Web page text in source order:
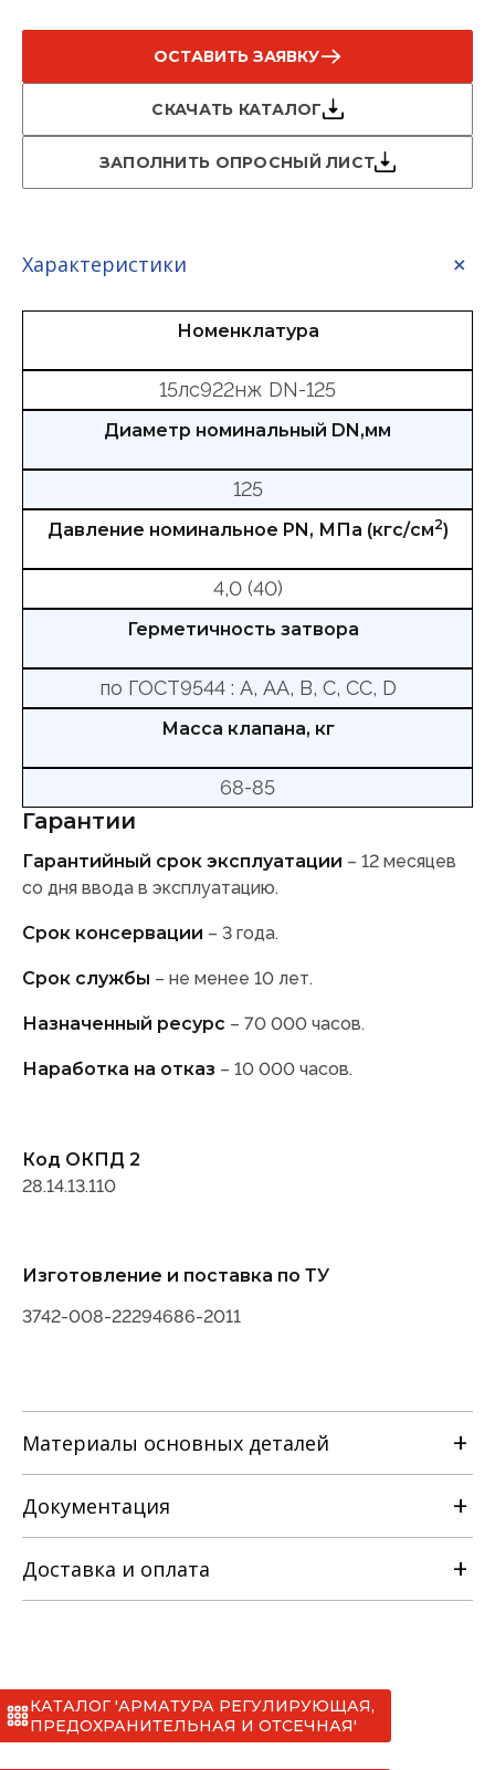
ОСТАВИТЬ ЗАЯВКУ
СКАЧАТЬ КАТАЛОГ
ЗАПОЛНИТЬ ОПРОСНЫЙ ЛИСТ
Характеристики
Номенклатура
15лс922нж DN-125
Диаметр номинальный DN,мм
125
Давление номинальное PN, МПа (кгс/см2)
4,0 (40)
Герметичность затвора
по ГОСТ9544 : А, АА, В, С, СС, D
Масса клапана, кг
68-85
Гарантии
Гарантийный срок эксплуатации – 12 месяцев
со дня ввода в эксплуатацию.
Срок консервации – 3 года.
Срок службы – не менее 10 лет.
Назначенный ресурс – 70 000 часов.
Наработка на отказ – 10 000 часов.
Код ОКПД 2
28.14.13.110
Изготовление и поставка по ТУ
3742-008-22294686-2011
Материалы основных деталей
Наименование детали
с
лс
Документация
Сертификаты
Доставка и оплата
*
КАТАЛОГ 'АРМАТУРА РЕГУЛИРУЮЩАЯ,
ПРЕДОХРАНИТЕЛЬНАЯ И ОТСЕЧНАЯ'